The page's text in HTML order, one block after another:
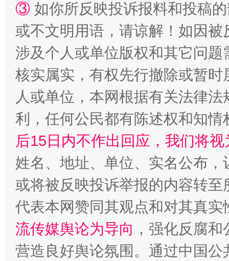
网上购药对药下症？
这是一记警钟！ 谢
③ 如你所反映投诉报料和投稿
或不文明用语，请谅解！如因
涉及个人或单位版权和其它问题
核实属实，有权先行撤除或暂
人或单位，本网根据有关法律
利，任何公民都有陈述权和知情
后15日内不作出回应，我们将
姓名、地址、单位、实名公布
或将被反映投诉举报的内容转
代表本网赞同其观点和对其真实
流传媒舆论为导向 ，强化反腐
营造良好舆论氛围。通过中国